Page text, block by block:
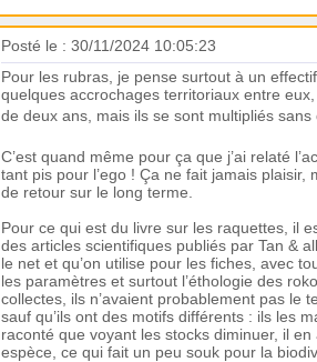
Posté le : 30/11/2024 10:05:23
Pour les rubras, je pense surtout à un
quelques accrochages territoriaux entre
de deux ans, mais ils se sont multipliés
C’est quand même pour ça que j’ai relaté
tant pis pour l’ego ! Ça ne fait jamais plaisir,
de retour sur le long terme.
Pour ce qui est du livre sur les raquettes, il
des articles scientifiques publiés par Tan &
le net et qu’on utilise pour les fiches, avec
les paramètres et surtout l’éthologie des
collectes, ils n’avaient probablement pas le
sauf qu’ils ont des motifs différents : ils les
raconté que voyant les stocks diminuer, il
espèce, ce qui fait un peu souk pour la